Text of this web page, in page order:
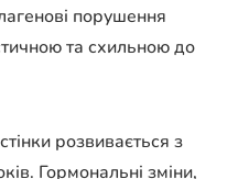
порушення
та схильною до
розвивається з
Гормональні зміни,